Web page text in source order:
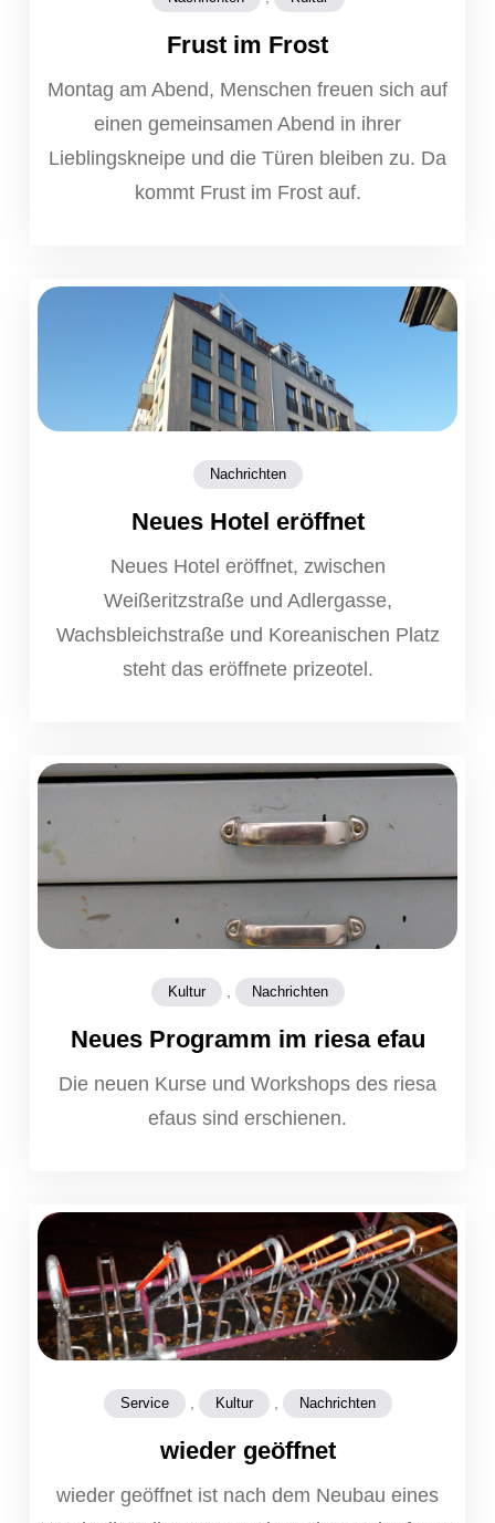
Frust im Frost
Montag am Abend, Menschen freuen sich auf
einen gemeinsamen Abend in ihrer
Lieblingskneipe und die Türen bleiben zu. Da
kommt Frust im Frost auf.
Nachrichten
Neues Hotel eröffnet
Neues Hotel eröffnet, zwischen
Weißeritzstraße und Adlergasse,
Wachsbleichstraße und Koreanischen Platz
steht das eröffnete prizeotel.
Kultur , Nachrichten
Neues Programm im riesa efau
Die neuen Kurse und Workshops des riesa
efaus sind erschienen.
Service , Kultur , Nachrichten
wieder geöffnet
wieder geöffnet ist nach dem Neubau eines